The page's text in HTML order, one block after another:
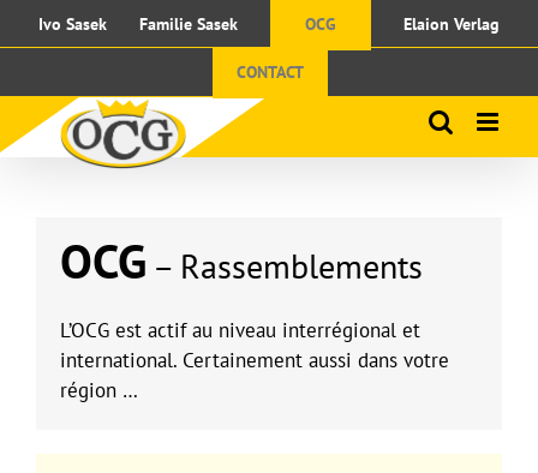
Passer
au
Ivo Sasek Familie Sasek OCG Elaion Verlag
CONTACT
OCG – Rassemblements
L’OCG est actif au niveau interrégional et
international. Certainement aussi dans votre
région …